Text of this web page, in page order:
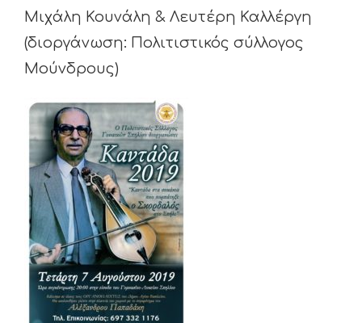
Μιχάλη Κουνάλη & Λευτέρη Καλλέργη
(διοργάνωση: Πολιτιστικός σύλλογος
Μούνδρους)